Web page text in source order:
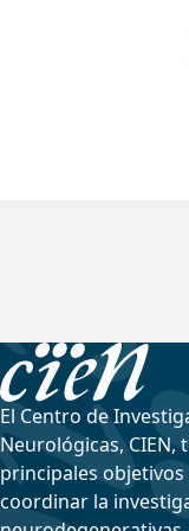
El Centro de
Neurológicas, CIEN,
principales
coordinar la